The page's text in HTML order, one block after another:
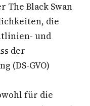
The Black Swan
die
und
der
(DS-GVO)
für die